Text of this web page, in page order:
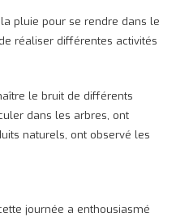
pluie pour se rendre dans le
réaliser différentes activités
le bruit de différents
dans les arbres, ont
naturels, ont observé les
journée a enthousiasmé